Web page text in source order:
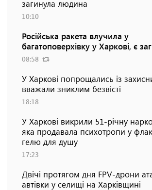
загинула людина
10:10
Російська ракета влучила у
багатоповерхівку у Харкові, є
08:58
У Харкові попрощались із
вважали зниклим безвісті
18:18
У Харкові викрили 51-річну
яка продавала психотропи у
гелю для душу
17:23
Двічі протягом дня FPV-дрони
автівки у селищі на Харківщині